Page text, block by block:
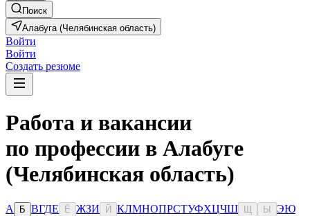
Поиск
Алабуга (Челябинская область)
Войти
Войти
Создать резюме
Работа и вакансии
по профессии в Алабуге
(Челябинская область)
А Б ВГДЕ Ё ЖЗИ Й КЛМНОПРСТУФХЦЧШ Ы ЭЮ